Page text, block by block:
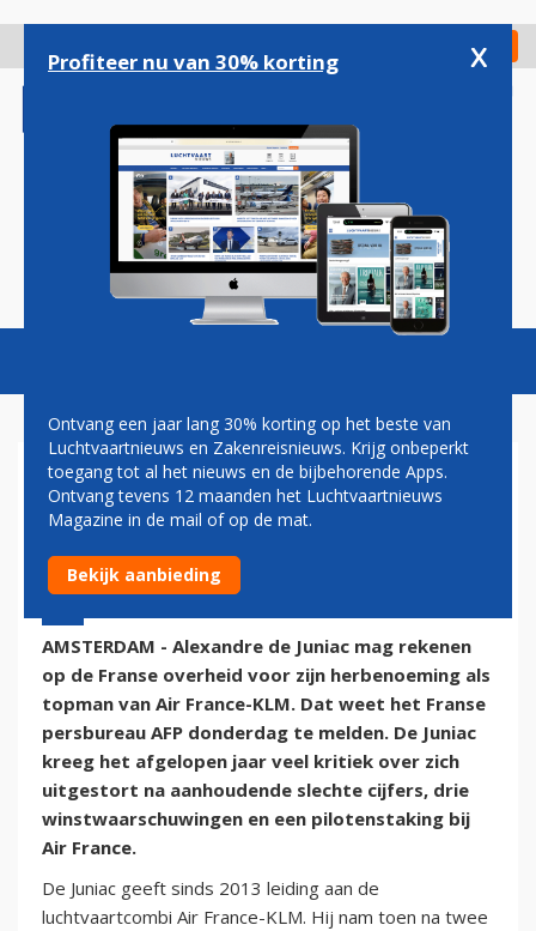
gaan
Check in
Magazine Podcasts Vacatures
'FRANSE OVERHEID STEUNT
TOPMAN AIR FRANCE-KLM'
12 maart 2015 - 17:20 | Door:
AMSTERDAM - Alexandre de Juniac mag rekenen
op de Franse overheid voor zijn herbenoeming als
topman van Air France-KLM. Dat weet het Franse
persbureau AFP donderdag te melden. De Juniac
kreeg het afgelopen jaar veel kritiek over zich
uitgestort na aanhoudende slechte cijfers, drie
winstwaarschuwingen en een pilotenstaking bij
Air France.
De Juniac geeft sinds 2013 leiding aan de
luchtvaartcombi Air France-KLM. Hij nam toen na twee
Profiteer nu van 30% korting x
Ontvang een jaar lang 30% korting op het beste van
Luchtvaartnieuws en Zakenreisnieuws. Krijg onbeperkt
toegang tot al het nieuws en de bijbehorende Apps.
Ontvang tevens 12 maanden het Luchtvaartnieuws
Magazine in de mail of op de mat.
Bekijk aanbieding